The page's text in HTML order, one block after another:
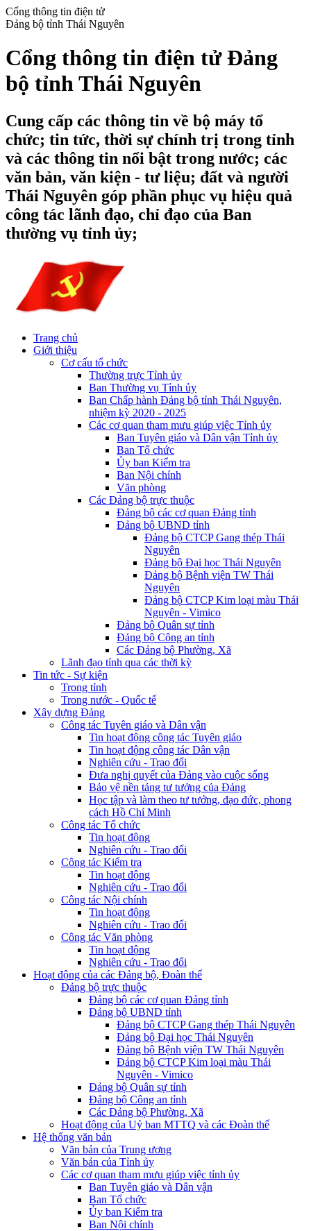
Cổng thông tin điện tử
Đảng bộ tỉnh Thái Nguyên
Cổng thông tin điện tử Đảng
bộ tỉnh Thái Nguyên
Cung cấp các thông tin về bộ máy tổ
chức; tin tức, thời sự chính trị trong tỉnh
và các thông tin nổi bật trong nước; các
văn bản, văn kiện - tư liệu; đất và người
Thái Nguyên góp phần phục vụ hiệu quả
công tác lãnh đạo, chỉ đạo của Ban
thường vụ tỉnh ủy;
Trang chủ
Giới thiệu
Cơ cấu tổ chức
Thường trực Tỉnh ủy
Ban Thường vụ Tỉnh ủy
Ban Chấp hành Đảng bộ tỉnh Thái Nguyên,
nhiệm kỳ 2020 - 2025
Các cơ quan tham mưu giúp việc Tỉnh ủy
Ban Tuyên giáo và Dân vận Tỉnh ủy
Ban Tổ chức
Ủy ban Kiểm tra
Ban Nội chính
Văn phòng
Các Đảng bộ trực thuộc
Đảng bộ các cơ quan Đảng tỉnh
Đảng bộ UBND tỉnh
Đảng bộ CTCP Gang thép Thái
Nguyên
Đảng bộ Đại học Thái Nguyên
Đảng bộ Bệnh viện TW Thái
Nguyên
Đảng bộ CTCP Kim loại màu Thái
Nguyên - Vimico
Đảng bộ Quân sự tỉnh
Đảng bộ Công an tỉnh
Các Đảng bộ Phường, Xã
Lãnh đạo tỉnh qua các thời kỳ
Tin tức - Sự kiện
Trong tỉnh
Trong nước - Quốc tế
Xây dựng Đảng
Công tác Tuyên giáo và Dân vận
Tin hoạt động công tác Tuyên giáo
Tin hoạt động công tác Dân vận
Nghiên cứu - Trao đổi
Đưa nghị quyết của Đảng vào cuộc sống
Bảo vệ nền tảng tư tưởng của Đảng
Học tập và làm theo tư tưởng, đạo đức, phong
cách Hồ Chí Minh
Công tác Tổ chức
Tin hoạt động
Nghiên cứu - Trao đổi
Công tác Kiểm tra
Tin hoạt động
Nghiên cứu - Trao đổi
Công tác Nội chính
Tin hoạt động
Nghiên cứu - Trao đổi
Công tác Văn phòng
Tin hoạt động
Nghiên cứu - Trao đổi
Hoạt động của các Đảng bộ, Đoàn thể
Đảng bộ trực thuộc
Đảng bộ các cơ quan Đảng tỉnh
Đảng bộ UBND tỉnh
Đảng bộ CTCP Gang thép Thái Nguyên
Đảng bộ Đại học Thái Nguyên
Đảng bộ Bệnh viện TW Thái Nguyên
Đảng bộ CTCP Kim loại màu Thái
Nguyên - Vimico
Đảng bộ Quân sự tỉnh
Đảng bộ Công an tỉnh
Các Đảng bộ Phường, Xã
Hoạt động của Uỷ ban MTTQ và các Đoàn thể
Hệ thống văn bản
Văn bản của Trung ương
Văn bản của Tỉnh ủy
Các cơ quan tham mưu giúp việc tỉnh ủy
Ban Tuyên giáo và Dân vận
Ban Tổ chức
Ủy ban Kiểm tra
Ban Nội chính